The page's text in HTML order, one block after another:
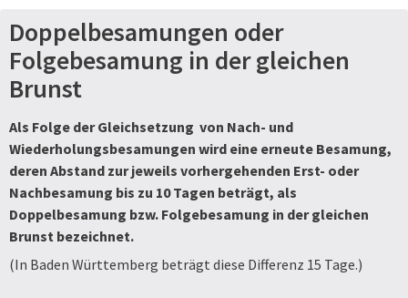
Doppelbesamungen oder
Folgebesamung in der gleichen
Brunst
Als Folge der Gleichsetzung von Nach- und
Wiederholungsbesamungen wird eine erneute Besamung,
deren Abstand zur jeweils vorhergehenden Erst- oder
Nachbesamung bis zu 10 Tagen beträgt, als
Doppelbesamung bzw. Folgebesamung in der gleichen
Brunst bezeichnet.
(In Baden Württemberg beträgt diese Differenz 15 Tage.)